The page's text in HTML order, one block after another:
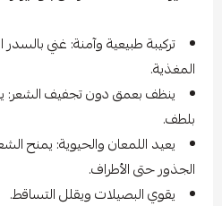
تركيبة طبيعية وآمنة: غني بالسدر
المغذية.
ينظف بعمق دون تجفيف الشعر:
بلطف.
يعيد اللمعان والحيوية: يمنح
الجذور حتى الأطراف.
يقوي البصيلات ويقلل التساقط.